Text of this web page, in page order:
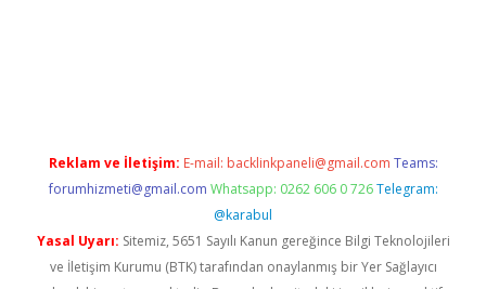
Reklam ve İletişim: E-mail: backlinkpaneli@gmail.com Teams:
forumhizmeti@gmail.com Whatsapp: 0262 606 0 726 Telegram:
@karabul
Yasal Uyarı: Sitemiz, 5651 Sayılı Kanun gereğince Bilgi Teknolojileri
ve İletişim Kurumu (BTK) tarafından onaylanmış bir Yer Sağlayıcı